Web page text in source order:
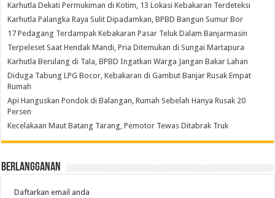
Karhutla Dekati Permukiman di Kotim, 13 Lokasi Kebakaran Terdeteksi
Karhutla Palangka Raya Sulit Dipadamkan, BPBD Bangun Sumur Bor
17 Pedagang Terdampak Kebakaran Pasar Teluk Dalam Banjarmasin
Terpeleset Saat Hendak Mandi, Pria Ditemukan di Sungai Martapura
Karhutla Berulang di Tala, BPBD Ingatkan Warga Jangan Bakar Lahan
Diduga Tabung LPG Bocor, Kebakaran di Gambut Banjar Rusak Empat
Rumah
Api Hanguskan Pondok di Balangan, Rumah Sebelah Hanya Rusak 20
Persen
Kecelakaan Maut Batang Tarang, Pemotor Tewas Ditabrak Truk
Berlangganan
Daftarkan email anda